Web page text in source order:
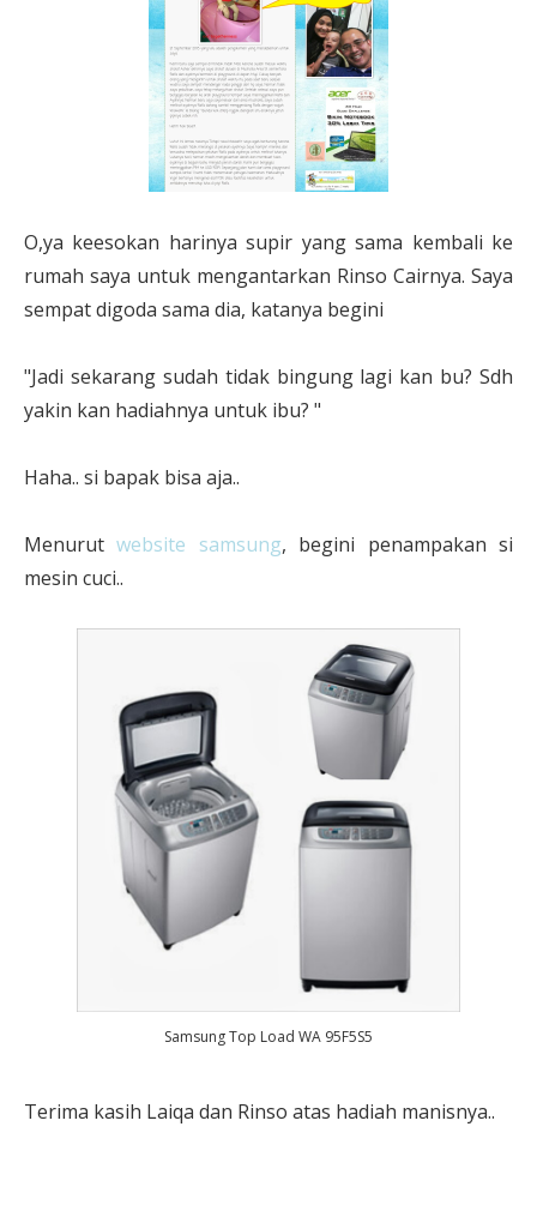
O,ya keesokan harinya supir yang sama kembali ke
rumah saya untuk mengantarkan Rinso Cairnya. Saya
sempat digoda sama dia, katanya begini
"Jadi sekarang sudah tidak bingung lagi kan bu? Sdh
yakin kan hadiahnya untuk ibu? "
Haha.. si bapak bisa aja..
Menurutwebsite samsung, begini penampakan si
mesin cuci..
Samsung Top Load WA 95F5S5
Terima kasih Laiqa dan Rinso atas hadiah manisnya..